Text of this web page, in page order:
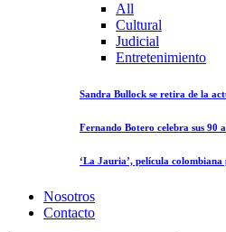
All
Cultural
Judicial
Entretenimiento
Sandra Bullock se retira de la
Fernando Botero celebra sus 90
‘La Jauria’, película
Nosotros
Contacto